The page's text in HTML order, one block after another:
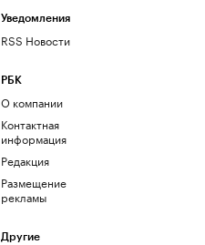
Уведомления
RSS Новости
РБК
О компании
Контактная
информация
Редакция
Размещение
рекламы
Другие